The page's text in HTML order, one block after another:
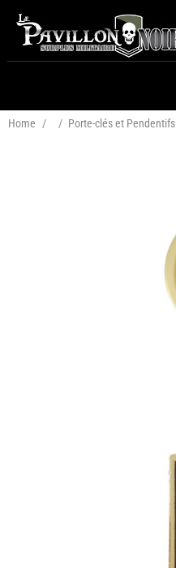
Home / / Porte-clés et Pendentifs